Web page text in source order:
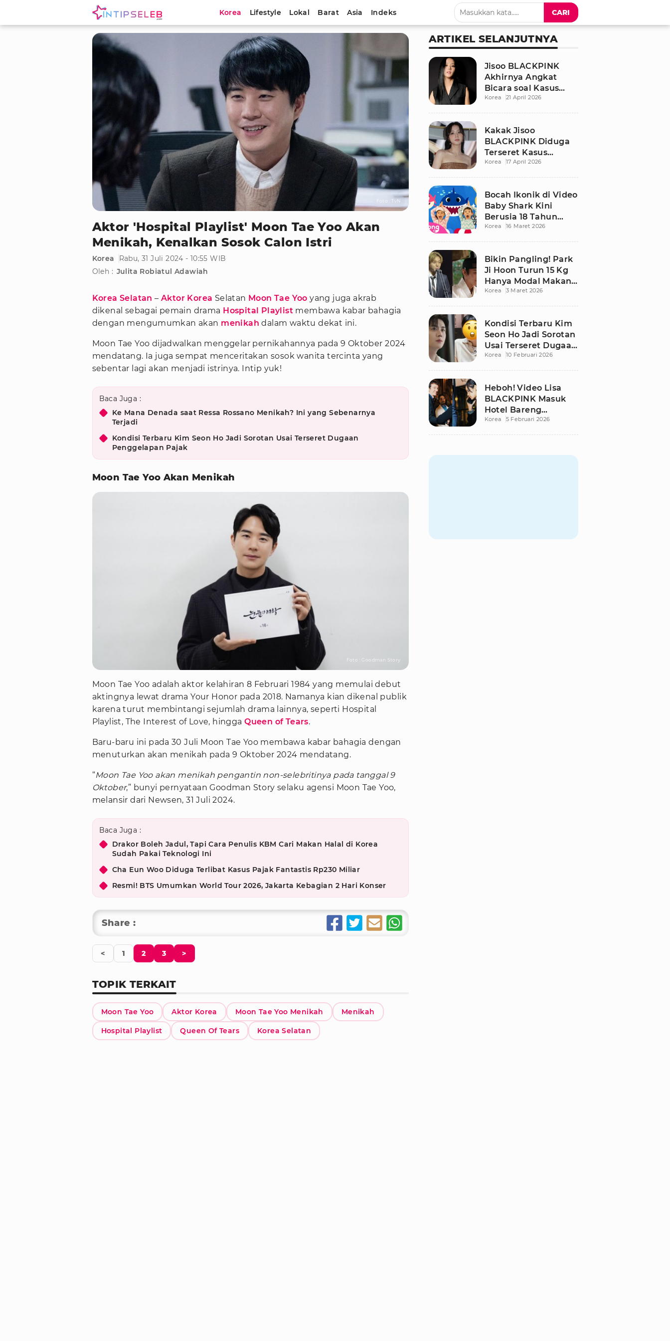
Korea Lifestyle Lokal Barat Asia Indeks CARI
Foto : TvN
Aktor 'Hospital Playlist' Moon Tae Yoo Akan
Menikah, Kenalkan Sosok Calon Istri
Korea
Rabu, 31 Juli 2024 - 10:55 WIB
Oleh : Julita Robiatul Adawiah
Korea Selatan – Aktor Korea Selatan Moon Tae Yoo yang juga akrab
dikenal sebagai pemain drama Hospital Playlistmembawa kabar bahagia
dengan mengumumkan akan menikah dalam waktu dekat ini.
Moon Tae Yoo dijadwalkan menggelar pernikahannya pada 9 Oktober 2024
mendatang. Ia juga sempat menceritakan sosok wanita tercinta yang
sebentar lagi akan menjadi istrinya. Intip yuk!
Baca Juga :
Ke Mana Denada saat Ressa Rossano Menikah? Ini yang Sebenarnya
Terjadi
Kondisi Terbaru Kim Seon Ho Jadi Sorotan Usai Terseret Dugaan
Penggelapan Pajak
Moon Tae Yoo Akan Menikah
Foto : Goodman Story
Moon Tae Yoo adalah aktor kelahiran 8 Februari 1984 yang memulai debut
aktingnya lewat drama Your Honor pada 2018. Namanya kian dikenal publik
karena turut membintangi sejumlah drama lainnya, seperti Hospital
Playlist, The Interest of Love, hinggaQueen of Tears.
Baru-baru ini pada 30 Juli Moon Tae Yoo membawa kabar bahagia dengan
menuturkan akan menikah pada 9 Oktober 2024 mendatang.
“Moon Tae Yoo akan menikah pengantin non-selebritinya pada tanggal 9
Oktober,” bunyi pernyataan Goodman Story selaku agensi Moon Tae Yoo,
melansir dari Newsen, 31 Juli 2024.
Baca Juga :
Drakor Boleh Jadul, Tapi Cara Penulis KBM Cari Makan Halal di Korea
Sudah Pakai Teknologi Ini
Cha Eun Woo Diduga Terlibat Kasus Pajak Fantastis Rp230 Miliar
Resmi! BTS Umumkan World Tour 2026, Jakarta Kebagian 2 Hari Konser
Share :
< 1 2 3 >
TOPIK TERKAIT
Moon Tae Yoo Aktor Korea Moon Tae Yoo Menikah Menikah
Hospital Playlist Queen Of Tears Korea Selatan
ARTIKEL SELANJUTNYA
Jisoo BLACKPINK
Akhirnya Angkat
Bicara soal Kasus
Dugaan Pelecehan
Korea 21 April 2026
Kakak Jisoo
BLACKPINK Diduga
Terseret Kasus
Pelecehan Seksual,
Korea 17 April 2026
Bocah Ikonik di Video
Baby Shark Kini
Berusia 18 Tahun
Bikin Publik
Korea 16 Maret 2026
Bikin Pangling! Park
Ji Hoon Turun 15 Kg
Hanya Modal Makan
Apel, Visual
Korea 3 Maret 2026
Kondisi Terbaru Kim
Seon Ho Jadi Sorotan
Usai Terseret Dugaan
Penggelapan Pajak
Korea 10 Februari 2026
Heboh! Video Lisa
BLACKPINK Masuk
Hotel Bareng
Frederic Arnault Picu
Korea 5 Februari 2026